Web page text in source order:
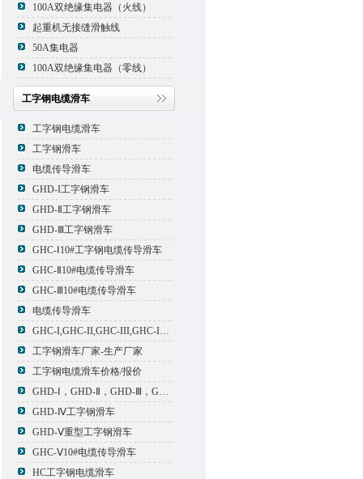
100A双绝缘集电器（火线）
起重机无接缝滑触线
50A集电器
100A双绝缘集电器（零线）
工字钢电缆滑车
工字钢电缆滑车
工字钢滑车
电缆传导滑车
GHD-I工字钢滑车
GHD-Ⅱ工字钢滑车
GHD-Ⅲ工字钢滑车
GHC-Ⅰ10#工字钢电缆传导滑车
GHC-Ⅱ10#电缆传导滑车
GHC-Ⅲ10#电缆传导滑车
电缆传导滑车
GHC-I,GHC-II,GHC-III,GHC-IV,GHC-V电缆滑车
工字钢滑车厂家-生产厂家
工字钢电缆滑车价格/报价
GHD-Ⅰ，GHD-Ⅱ，GHD-Ⅲ，GHD-Ⅳ，GHD-Ⅴ工字钢滑车
GHD-Ⅳ工字钢滑车
GHD-Ⅴ重型工字钢滑车
GHC-Ⅴ10#电缆传导滑车
HC工字钢电缆滑车